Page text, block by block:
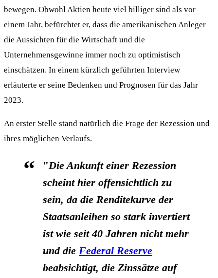
bewegen. Obwohl Aktien heute viel billiger sind als vor
einem Jahr, befürchtet er, dass die amerikanischen Anleger
die Aussichten für die Wirtschaft und die
Unternehmensgewinne immer noch zu optimistisch
einschätzen. In einem kürzlich geführten Interview
erläuterte er seine Bedenken und Prognosen für das Jahr
2023.
An erster Stelle stand natürlich die Frage der Rezession und
ihres möglichen Verlaufs.
"Die Ankunft einer Rezession
scheint hier offensichtlich zu
sein, da die Renditekurve der
Staatsanleihen so stark invertiert
ist wie seit 40 Jahren nicht mehr
und die Federal Reserve
beabsichtigt, die Zinssätze auf